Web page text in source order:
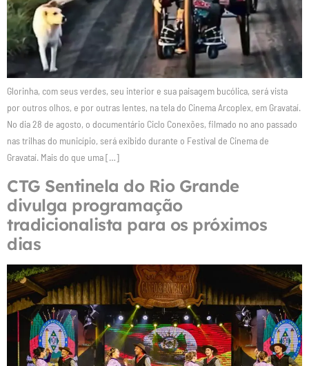
Glorinha, com seus verdes, seu interior e sua paisagem bucólica, será vista
por outros olhos, e por outras lentes, na tela do Cinema Arcoplex, em Gravataí.
No dia 28 de agosto, o documentário Ciclo Conexões, filmado no ano passado
nas trilhas do município, será exibido durante o Festival de Cinema de
Gravataí. Mais do que uma […]
CTG Sentinela do Rio Grande
divulga programação
tradicionalista para os próximos
dias